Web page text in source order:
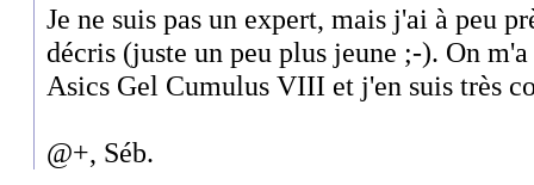
Je ne suis pas un expert, mais j'ai à peu
décris (juste un peu plus jeune ;-). On
Asics Gel Cumulus VIII et j'en suis très
@+, Séb.